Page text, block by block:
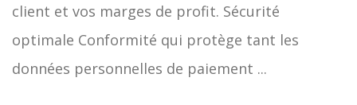
client et vos marges de profit. Sécurité
optimale Conformité qui protège tant les
données personnelles de paiement ...